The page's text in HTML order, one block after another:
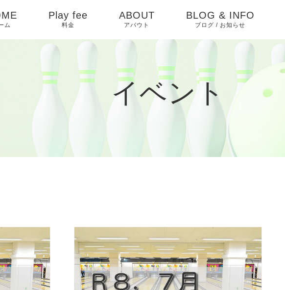
ム
Play fee
料金
ABOUT
アバウト
BLOG & INFO
ブログ / お知らせ
お知らせ
ピックアップ
イベントカレンダー
イベント